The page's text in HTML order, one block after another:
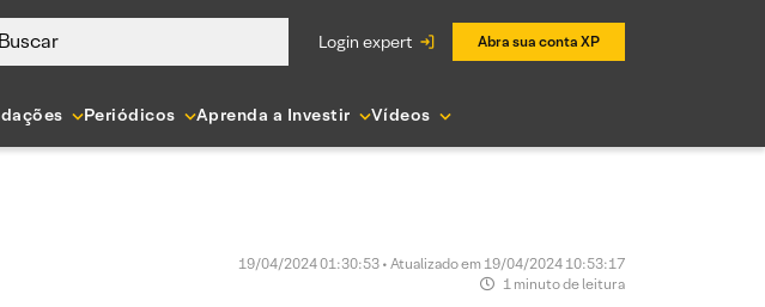
Buscar login expert Abra sua conta XP
Periódicos Aprenda a Investir Vídeos
19/04/2024 01:30:53 • Atualizado em 19/04/2024 10:53:17
1 minuto de leitura